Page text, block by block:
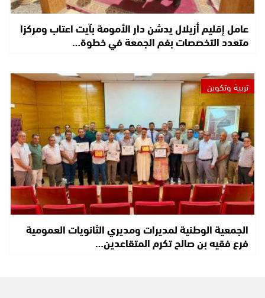
عامل إقليم أزيلال يدشن دار الأمومة بآيت اعتاب ومركزا
متعدد التخصصات بفم الجمعة في خطوة…
تربية وتكوين
الجمعية الوطنية لمديرات ومديري الثانويات العمومية
فرع فقيه بن صالح تكرم المتقاعدين…